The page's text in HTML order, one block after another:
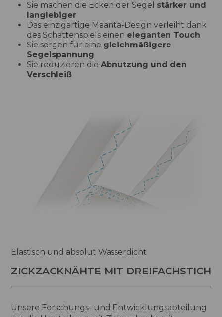
Sie machen die Ecken der Segel stärker und
langlebiger
Das einzigartige Maanta-Design verleiht dank
des Schattenspiels einen eleganten Touch
Sie sorgen für eine gleichmäßigere
Segelspannung
Sie reduzieren die Abnutzung und den
Verschleiß
Elastisch und absolut Wasserdicht
ZICKZACKNÄHTE MIT DREIFACHSTICH
Unsere Forschungs- und Entwicklungsabteilung